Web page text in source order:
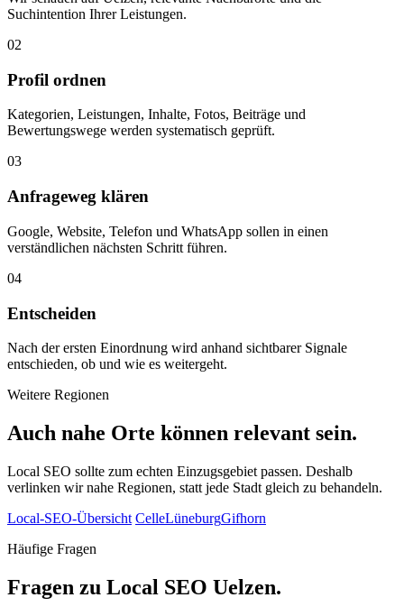
Suchintention Ihrer Leistungen.
02
Profil ordnen
Kategorien, Leistungen, Inhalte, Fotos, Beiträge und
Bewertungswege werden systematisch geprüft.
03
Anfrageweg klären
Google, Website, Telefon und WhatsApp sollen in einen
verständlichen nächsten Schritt führen.
04
Entscheiden
Nach der ersten Einordnung wird anhand sichtbarer Signale
entschieden, ob und wie es weitergeht.
Weitere Regionen
Auch nahe Orte können relevant sein.
Local SEO sollte zum echten Einzugsgebiet passen. Deshalb
verlinken wir nahe Regionen, statt jede Stadt gleich zu behandeln.
Local-SEO-Übersicht CelleLüneburgGifhorn
Häufige Fragen
Fragen zu Local SEO Uelzen.